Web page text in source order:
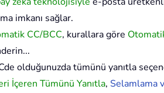
imkanı sağlar.
CC/BCC, kurallara göre
olduğunuzda tümünü yanıtla
İçeren Tümünü Yanıtla, Selamlama